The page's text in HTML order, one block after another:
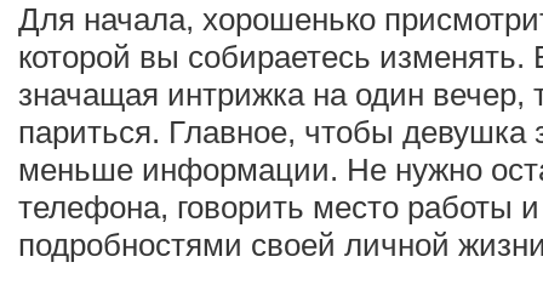
Для начала, хорошенько
которой вы собираетесь изменять.
значащая интрижка на один вечер,
париться. Главное, чтобы девушка
меньше информации. Не нужно
телефона, говорить место работы
подробностями своей личной